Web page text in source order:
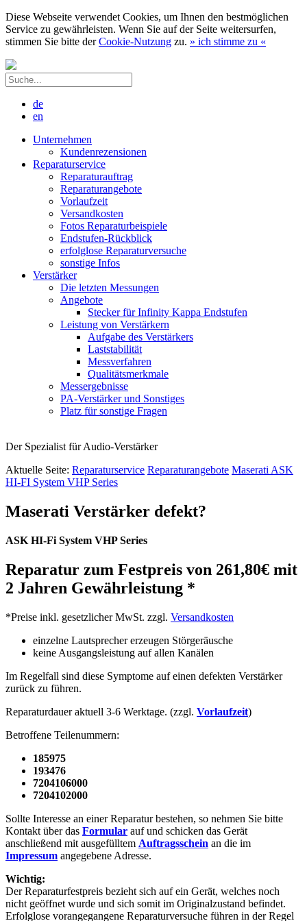
Diese Webseite verwendet Cookies, um Ihnen den bestmöglichen
Service zu gewährleisten. Wenn Sie auf der Seite weitersurfen,
stimmen Sie bitte derCookie-Nutzung zu. » ich stimme zu «
de
en
Unternehmen
Kundenrezensionen
Reparaturservice
Reparaturauftrag
Reparaturangebote
Vorlaufzeit
Versandkosten
Fotos Reparaturbeispiele
Endstufen-Rückblick
erfolglose Reparaturversuche
sonstige Infos
Verstärker
Die letzten Messungen
Angebote
Stecker für Infinity Kappa Endstufen
Leistung von Verstärkern
Aufgabe des Verstärkers
Laststabilität
Messverfahren
Qualitätsmerkmale
Messergebnisse
PA-Verstärker und Sonstiges
Platz für sonstige Fragen
Der Spezialist für Audio-Verstärker
Aktuelle Seite: Reparaturservice Reparaturangebote Maserati ASK
HI-FI System VHP Series
Maserati Verstärker defekt?
ASK HI-Fi System VHPSeries
Reparatur zum Festpreis von 261,80€ mit
2 Jahren Gewährleistung *
*Preise inkl. gesetzlicher MwSt. zzgl. Versandkosten
einzelne Lautsprecher erzeugen Störgeräusche
keine Ausgangsleistung auf allen Kanälen
Im Regelfall sind diese Symptome auf einen defekten Verstärker
zurück zu führen.
Reparaturdauer aktuell 3-6 Werktage. (zzgl. Vorlaufzeit)
Betroffene Teilenummern:
185975
193476
7204106000
7204102000
Sollte Interesse an einer Reparatur bestehen, so nehmen Sie bitte
Kontakt über das Formular auf und schicken das Gerät
anschließend mit ausgefülltem Auftragsschein an die im
Impressum angegebene Adresse.
Wichtig:
Der Reparaturfestpreis bezieht sich auf ein Gerät, welches noch
nicht geöffnet wurde und sich somit im Originalzustand befindet.
Erfolglose vorangegangene Reparaturversuche führen in der Regel